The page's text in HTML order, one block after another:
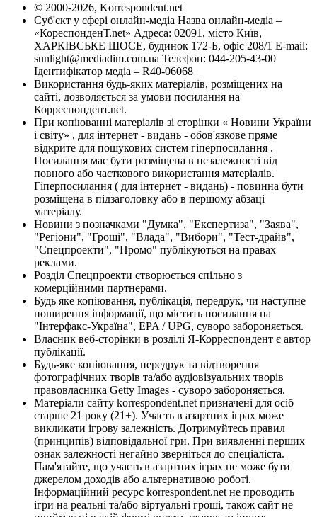
© 2000-2026, Korrespondent.net
Суб'єкт у сфері онлайн-медіа Назва онлайн-медіа –
«КореспонденТ.net» Адреса: 02091, місто Київ,
ХАРКІВСЬКЕ ШОСЕ, будинок 172-Б, офіс 208/1 E-mail:
sunlight@mediadim.com.ua Телефон: 044-205-43-00
Ідентифікатор медіа – R40-06068
Використання будь-яких матеріалів, розміщених на
сайті, дозволяється за умови посилання на
Корреспондент.net.
При копіюванні матеріалів зі сторінки « Новини України
і світу» , для інтернет - видань - обов'язкове пряме
відкрите для пошукових систем гіперпосилання .
Посилання має бути розміщена в незалежності від
повного або часткового використання матеріалів.
Гіперпосилання ( для інтернет - видань) - повинна бути
розміщена в підзаголовку або в першому абзаці
матеріалу.
Новини з позначками "Думка", "Експертиза", "Заява",
"Регіони", "Гроші", "Влада", "Вибори", "Тест-драйв",
"Спецпроекти", "Промо" публікуються на правах
реклами.
Розділ Спецпроекти створюється спільно з
комерційними партнерами.
Будь яке копіювання, публікація, передрук, чи наступне
поширення інформації, що містить посилання на
"Інтерфакс-Україна", EPA / UPG, суворо забороняється.
Власник веб-сторінки в розділі Я-Корреспондент є автор
публікації.
Будь-яке копіювання, передрук та відтворення
фотографічних творів та/або аудіовізуальних творів
правовласника Getty Images - суворо забороняється.
Матеріали сайту korrespondent.net призначені для осіб
старше 21 року (21+). Участь в азартних іграх може
викликати ігрову залежність. Дотримуйтесь правил
(принципів) відповідальної гри. При виявленні перших
ознак залежності негайно зверніться до спеціаліста.
Пам'ятайте, що участь в азартних іграх не може бути
джерелом доходів або альтернативою роботі.
Інформаційний ресурс korrespondent.net не проводить
ігри на реальні та/або віртуальні гроші, також сайт не